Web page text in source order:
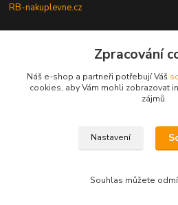
RB-nakuplevne.cz
+420 222722421
info@rb-nakuplevne.cz
Zpracování
Náš e-shop a partneři potřebují Váš
cookies, aby Vám mohli zobrazovat
zájmů.
Nastavení
Souhlas můžete